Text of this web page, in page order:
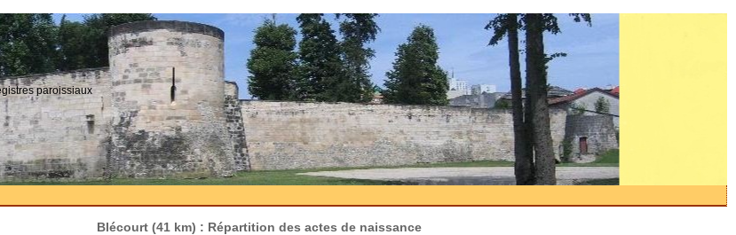
paroissiaux
Blécourt (41 km) : Répartition des actes de naissance